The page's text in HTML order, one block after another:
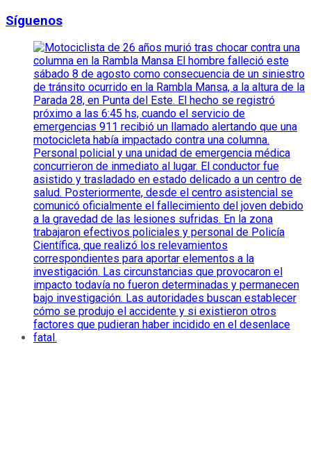
Síguenos